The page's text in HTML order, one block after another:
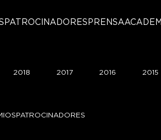
PATROCINADORES PRENSA
2018 2017 2016 2015
PATROCINADORES